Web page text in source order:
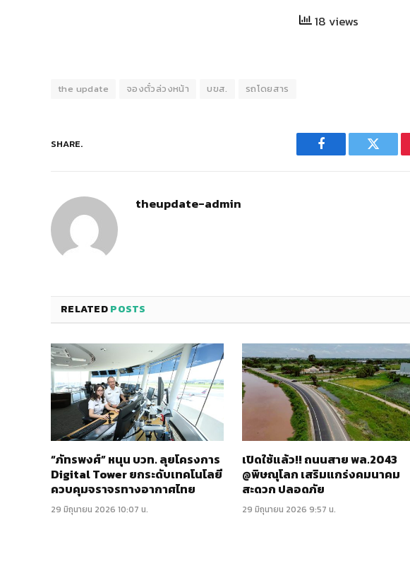
18 views
the update จองตั๋วล่วงหน้า บขส. รถโดยสาร
SHARE.
Facebook Twitter
theupdate-admin
RELATEDPOSTS
“ภัทรพงศ์” หนุน บวท. ลุยโครงการ
Digital Tower ยกระดับเทคโนโลยี
ควบคุมจราจรทางอากาศไทย
29 มิถุนายน 2026 10:07 น.
เปิดใช้แล้ว!! ถนนสาย พล.2043
@พิษณุโลก เสริมแกร่งคมนาคม
สะดวก ปลอดภัย
29 มิถุนายน 2026 9:57 น.